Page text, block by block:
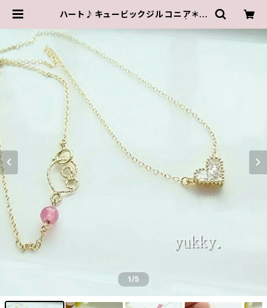
ハート♪キュービックジルコニア＊ピ
んこしょっぷ（yukky.）アクセサリーシ
1/5